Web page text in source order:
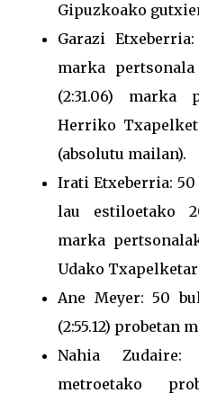
Gipuzkoako
Garazi
marka
(2:31.06) marka
Herriko
(absolutu mailan).
Irati Etxeberria: 50
lau estiloetako
marka
Udako
Ane Meyer: 50
(2:55.12) probetan
Nahia
metroetako